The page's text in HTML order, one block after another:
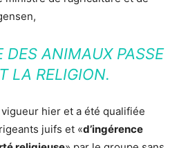
DES ANIMAUX PASSE
LA RELIGION.
hier et a été qualifiée
juifs et «d’ingérence